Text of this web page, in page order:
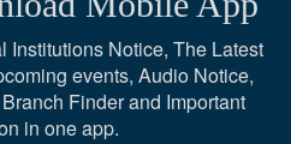
Institutions Notice, The Latest
events, Audio Notice,
Finder and Important
in one app.